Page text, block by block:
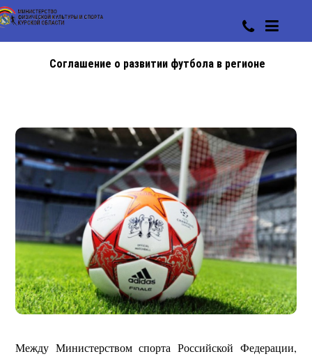
Соглашение о развитии футбола в регионе
Между Министерством спорта Российской Федерации,